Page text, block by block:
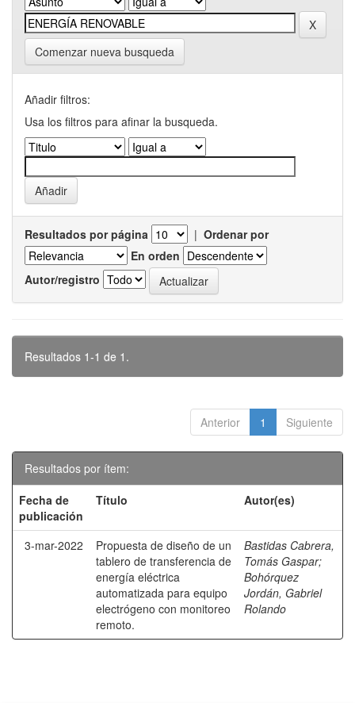
Comenzar nueva busqueda
Añadir filtros:
Usa los filtros para afinar la busqueda.
Resultados por página | Ordenar por
En orden
Autor/registro
Resultados 1-1 de 1.
Anterior 1 Siguiente
Resultados por ítem:
Fecha de
publicación
Título Autor(es)
3-mar-2022
Propuesta de diseño de un
tablero de transferencia de
energía eléctrica
automatizada para equipo
electrógeno con monitoreo
remoto.
Bastidas Cabrera,
Tomás Gaspar;
Bohórquez
Jordán, Gabriel
Rolando